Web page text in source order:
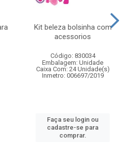
Kit beleza bolsinha com
acessorios
Código: 830034
Embalagem: Unidade
Caixa Com: 24 Unidade(s)
Inmetro: 006697/2019
Faça seu login ou
cadastre-se para
comprar.